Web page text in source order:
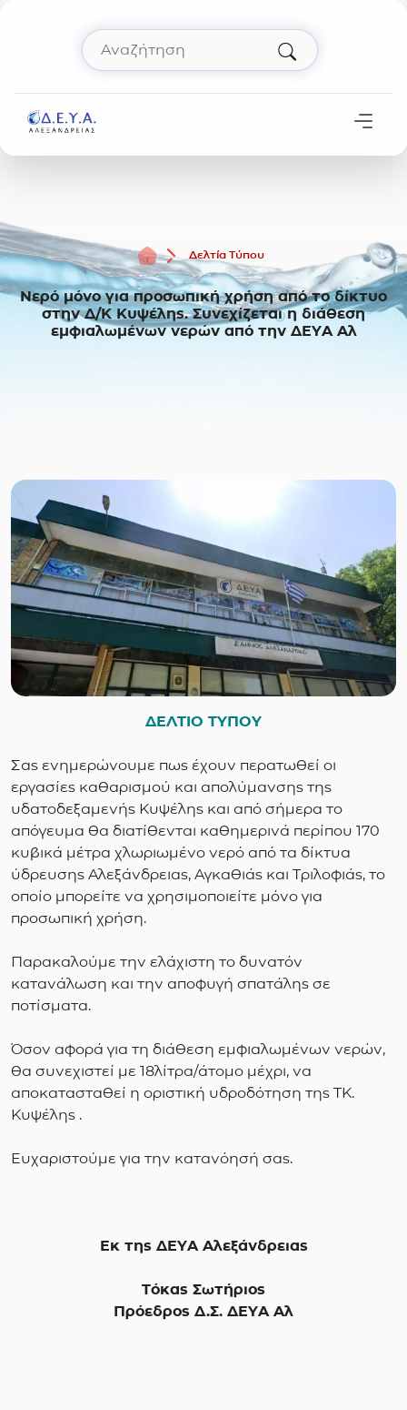
Αναζήτηση
ΑρχικήΔελτία Τύπου
Νερό μόνο για προσωπική χρήση από το δίκτυο
στην Δ/Κ Κυψέλης. Συνεχίζεται η διάθεση
εμφιαλωμένων νερών από την ΔΕΥΑ Αλ
ΔΕΛΤΙΟ ΤΥΠΟΥ
Σας ενημερώνουμε πως έχουν περατωθεί οι
εργασίες καθαρισμού και απολύμανσης της
υδατοδεξαμενής Κυψέλης και από σήμερα το
απόγευμα θα διατίθενται καθημερινά περίπου 170
κυβικά μέτρα χλωριωμένο νερό από τα δίκτυα
ύδρευσης Αλεξάνδρειας, Αγκαθιάς και Τριλοφιάς, το
οποίο μπορείτε να χρησιμοποιείτε μόνο για
προσωπική χρήση.
Παρακαλούμε την ελάχιστη το δυνατόν
κατανάλωση και την αποφυγή σπατάλης σε
ποτίσματα.
Όσον αφορά για τη διάθεση εμφιαλωμένων νερών,
θα συνεχιστεί με 18λίτρα/άτομο μέχρι, να
αποκατασταθεί η οριστική υδροδότηση της ΤΚ.
Κυψέλης .
Ευχαριστούμε για την κατανόησή σας.
Εκ της ΔΕΥΑ Αλεξάνδρειας
Τόκας Σωτήριος
Πρόεδρος Δ.Σ. ΔΕΥΑ Αλ